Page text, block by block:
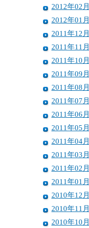
2012年02月
2012年01月
2011年12月
2011年11月
2011年10月
2011年09月
2011年08月
2011年07月
2011年06月
2011年05月
2011年04月
2011年03月
2011年02月
2011年01月
2010年12月
2010年11月
2010年10月